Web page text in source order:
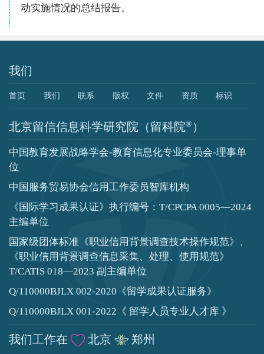
动实施情况的总结报告。
我们
首页 我们 联系 版权 文件 资质 标识
北京留信信息科学研究院（留科院® ）
中国教育发展战略学会-教育信息化专业委员会-理事单
位
中国服务贸易协会信用工作委员智库机构
《国际学习成果认证》执行编号：T/CPCPA 0005—2024
主编单位
国家级团体标准《职业信用背景调查技术操作规范》、
《职业信用背景调查信息采集、处理、使用规范》
T/CATIS 018—2023 副主编单位
Q/110000BJLX 002-2020《留学成果认证服务》
Q/110000BJLX 001-2022《 留学人员专业人才库 》
我们工作在 北京 郑州